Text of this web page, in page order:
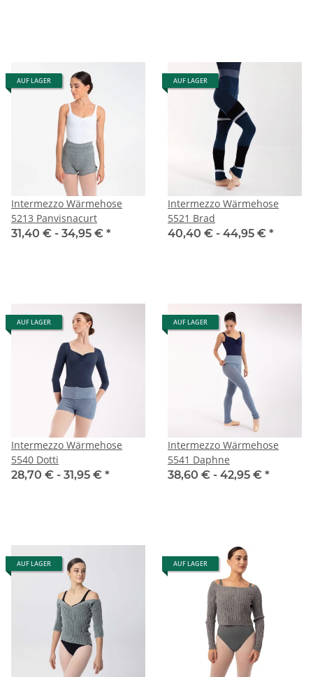
AUF LAGER
Intermezzo Wärmehose
5213 Panvisnacurt
31,40 € - 34,95 € *
AUF LAGER
Intermezzo Wärmehose
5521 Brad
40,40 € - 44,95 € *
AUF LAGER
Intermezzo Wärmehose
5540 Dotti
28,70 € - 31,95 € *
AUF LAGER
Intermezzo Wärmehose
5541 Daphne
38,60 € - 42,95 € *
AUF LAGER AUF LAGER